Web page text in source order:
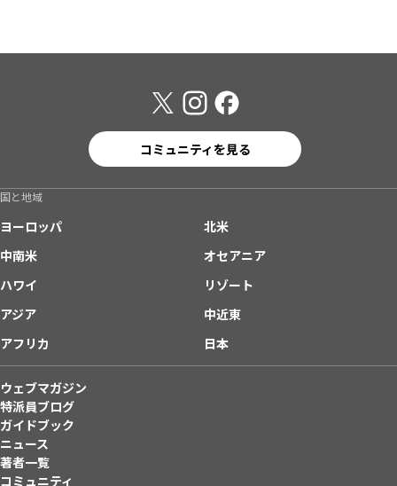
コミュニティを見る
国と地域
ヨーロッパ
北米
中南米
オセアニア
ハワイ
リゾート
アジア
中近東
アフリカ
日本
ウェブマガジン
特派員ブログ
ガイドブック
ニュース
著者一覧
コミュニティ